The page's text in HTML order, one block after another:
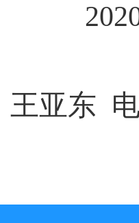
5
王亚东